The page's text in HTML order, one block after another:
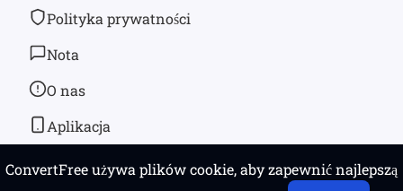
ConvertFree używa plików cookie, aby zapewnić najlepszą
Polityka prywatności
Nota
O nas
Aplikacja